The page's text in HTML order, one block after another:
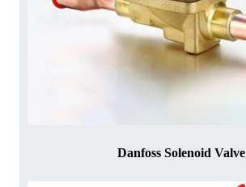
Danfoss Solenoid Valve